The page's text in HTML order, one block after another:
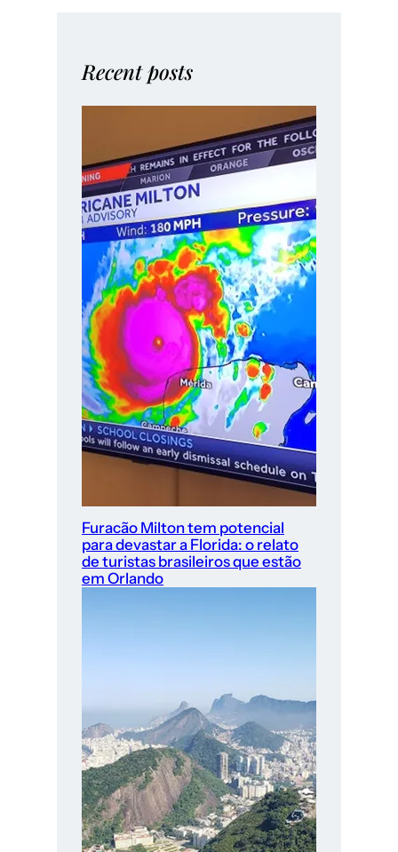
Recent posts
Furacão Milton tem potencial
para devastar a Florida: o relato
de turistas brasileiros que estão
em Orlando